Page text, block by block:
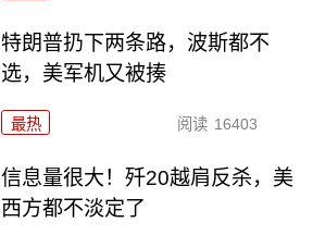
特朗普扔下两条路，波斯都不
选，美军机又被揍
最热 阅读 16403
信息量很大！歼20越肩反杀，美
西方都不淡定了